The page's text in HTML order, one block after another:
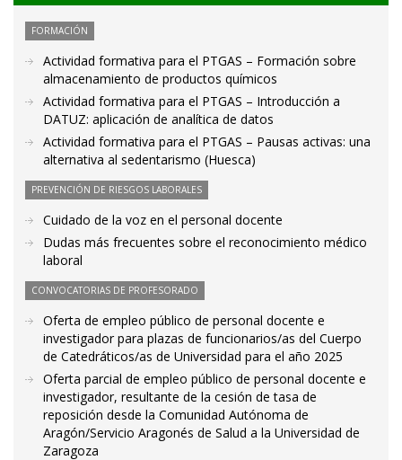
FORMACIÓN
Actividad formativa para el PTGAS – Formación sobre
almacenamiento de productos químicos
Actividad formativa para el PTGAS – Introducción a
DATUZ: aplicación de analítica de datos
Actividad formativa para el PTGAS – Pausas activas: una
alternativa al sedentarismo (Huesca)
PREVENCIÓN DE RIESGOS LABORALES
Cuidado de la voz en el personal docente
Dudas más frecuentes sobre el reconocimiento médico
laboral
CONVOCATORIAS DE PROFESORADO
Oferta de empleo público de personal docente e
investigador para plazas de funcionarios/as del Cuerpo
de Catedráticos/as de Universidad para el año 2025
Oferta parcial de empleo público de personal docente e
investigador, resultante de la cesión de tasa de
reposición desde la Comunidad Autónoma de
Aragón/Servicio Aragonés de Salud a la Universidad de
Zaragoza